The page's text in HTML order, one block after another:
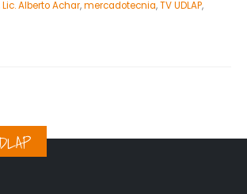
Lic. Alberto Achar,mercadotecnia,TV UDLAP,